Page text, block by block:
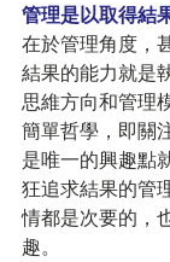
管理是以取得結
在於管理角度，
結果的能力就是
思維方向和管理
簡單哲學，即關
是唯一的興趣點
狂追求結果的管
情都是次要的，
趣。